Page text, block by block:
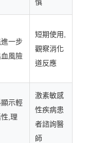
慎
一步
風險
短期使用,
觀察消化
道反應
示輕
,理
激素敏感
性疾病患
者諮詢醫
師